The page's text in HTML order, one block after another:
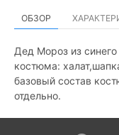
ОБЗОР
Дед Мороз из
костюма:
базовый состав
отдельно.